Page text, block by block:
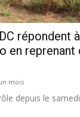
répondent
en
mois
depuis le